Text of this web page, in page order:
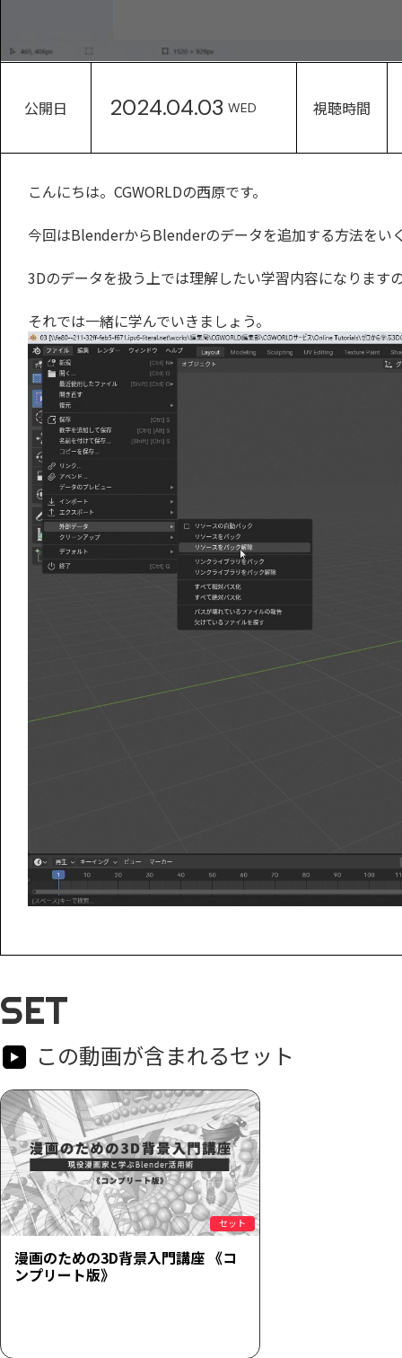
公開日 2024.04.03 WED 視聴時間
こんにちは。CGWORLDの西原です。
今回はBlenderからBlenderのデータを追加する方法をい
3Dのデータを扱う上では理解したい学習内容になります
それでは一緒に学んでいきましょう。
SET
この動画が含まれるセット
セット
漫画のための3D背景入門講座 《コ
ンプリート版》